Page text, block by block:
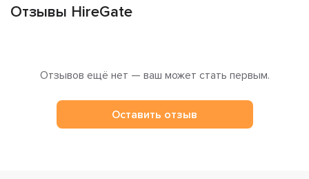
Отзывы HireGate
Отзывов ещё нет — ваш может стать первым.
Оставить отзыв